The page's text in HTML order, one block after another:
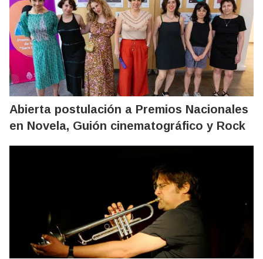
Abierta postulación a Premios Nacionales
en Novela, Guión cinematográfico y Rock